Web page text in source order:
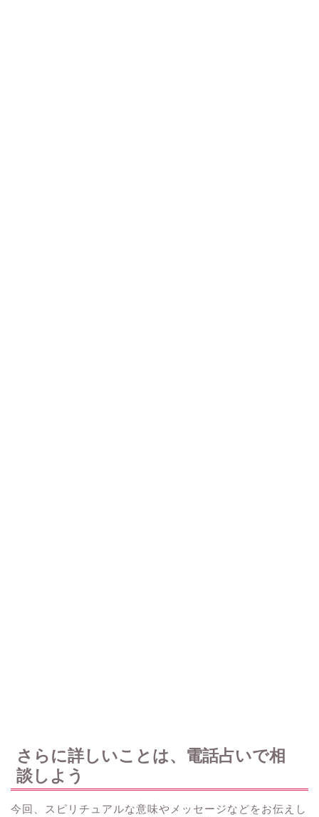
さらに詳しいことは、電話占いで相
談しよう
今回、スピリチュアルな意味やメッセージなどをお伝えし